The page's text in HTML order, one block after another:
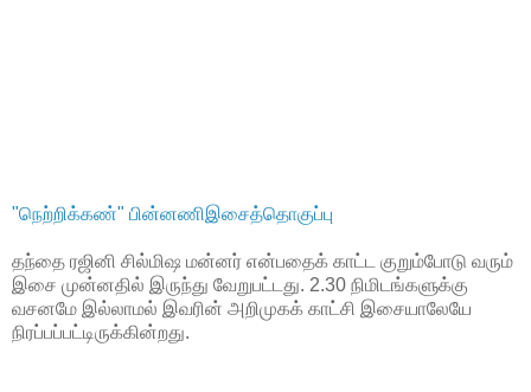
"நெற்றிக்கண்" பின்னணிஇசைத்தொகுப்பு
தந்தை ரஜினி சில்மிஷ மன்னர் என்பதைக் காட்ட குறும்போடு வரும்
இசை முன்னதில் இருந்து வேறுபட்டது. 2.30 நிமிடங்களுக்கு
வசனமே இல்லாமல் இவரின் அறிமுகக் காட்சி இசையாலேயே
நிரப்பப்பட்டிருக்கின்றது.